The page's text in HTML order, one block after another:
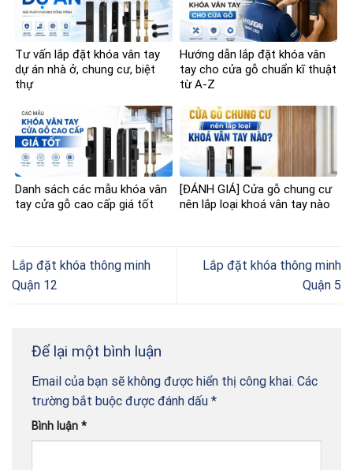
Tư vấn lắp đặt khóa vân tay
dự án nhà ở, chung cư, biệt
thự
Hướng dẫn lắp đặt khóa vân
tay cho cửa gỗ chuẩn kĩ thuật
từ A-Z
Danh sách các mẫu khóa vân
tay cửa gỗ cao cấp giá tốt
[ĐÁNH GIÁ] Cửa gỗ chung cư
nên lắp loại khoá vân tay nào
Lắp đặt khóa thông minh
Quận 12
Lắp đặt khóa thông minh
Quận 5
Để lại một bình luận
Email của bạn sẽ không được hiển thị công khai. Các
trường bắt buộc được đánh dấu *
Bình luận *